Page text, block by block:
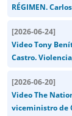
RÉGIMEN.
[2026-06-24]
Video Tony
Castro.
[2026-06-20]
Video The
viceministro de